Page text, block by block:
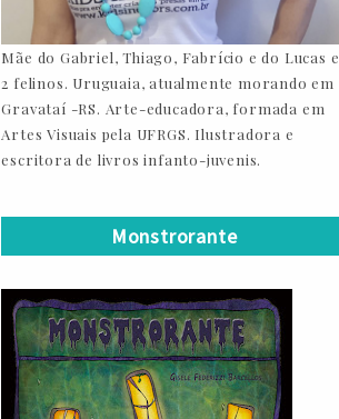
Mãe do Gabriel, Thiago, Fabrício e do Lucas e
2 felinos. Uruguaia, atualmente morando em
Gravataí -RS. Arte-educadora, formada em
Artes Visuais pela UFRGS. Ilustradora e
escritora de livros infanto-juvenis.
Monstrorante